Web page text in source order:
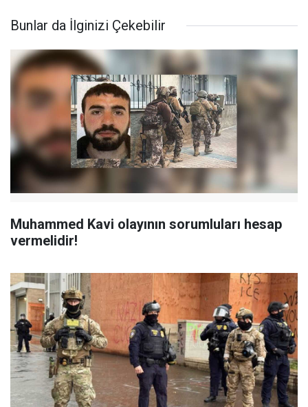
Bunlar da İlginizi Çekebilir
Muhammed Kavi olayının sorumluları hesap
vermelidir!